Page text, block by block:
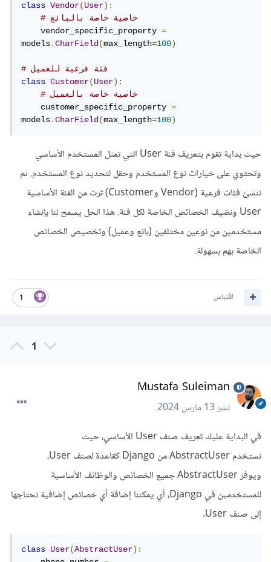
class
Vendor(User):
# خاصية خاصة بالبائع
vendor_specific_property =
models.CharField(max_length=100)
# فئة فرعية للعميل
class
Customer(User):
# خاصية خاصة بالعميل
customer_specific_property =
models.CharField(max_length=100)
حيث بداية تقوم بتعريف فئة User التي تمثل المستخدم الأساسي
وتحتوي على خيارات نوع المستخدم وحقل لتحديد نوع المستخدم. ثم
ننشئ فئات فرعية (Vendor وCustomer) ترث من الفئة الأساسية
User ونضيف الخصائص الخاصة لكل فئة. هذا الحل يسمح لنا بإنشاء
مستخدمين من نوعين مختلفين (بائع وعميل) وتخصيص الخصائص
الخاصة بهم بسهولة.
1 اقتباس
1
Mustafa Suleiman
نشر13 مارس 2024
في البداية عليك تعريف صنف User الأساسي، حيث
نستخدم AbstractUser من Django كقاعدة لصنف User،
ويوفر AbstractUser جميع الخصائص والوظائف الأساسية
للمستخدمين في Django، أي يمكننا إضافة أي خصائص إضافية نحتاجها
إلى صنف User.
class User(AbstractUser):